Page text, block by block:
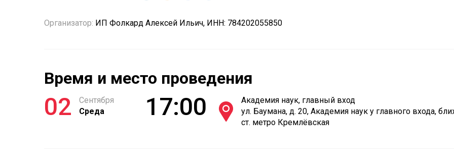
Организатор: ИП Фолкард Алексей Ильич, ИНН: 784202055850
Время и место проведения
02
Сентября
Среда
17:00
Академия наук, главный вход
ул. Баумана, д. 20, Академия наук у главного входа,
ст. метро Кремлёвская